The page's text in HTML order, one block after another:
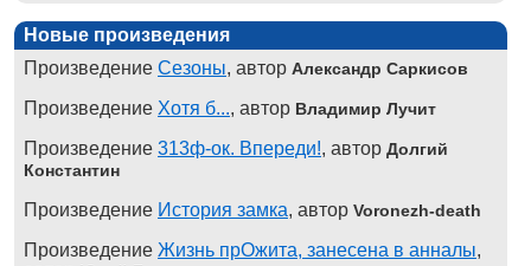
Новые произведения
Произведение Сезоны, автор Александр Саркисов
Произведение Хотя б..., автор Владимир Лучит
Произведение 313ф-ок. Впереди!, автор Долгий
Константин
Произведение История замка, автор Voronezh-death
Произведение Жизнь прОжита, занесена в анналы,